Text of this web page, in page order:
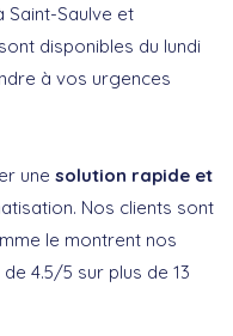
Saint-Saulve et
disponibles du lundi
à vos urgences
une solution rapide et
Nos clients sont
le montrent nos
4.5/5 sur plus de 13